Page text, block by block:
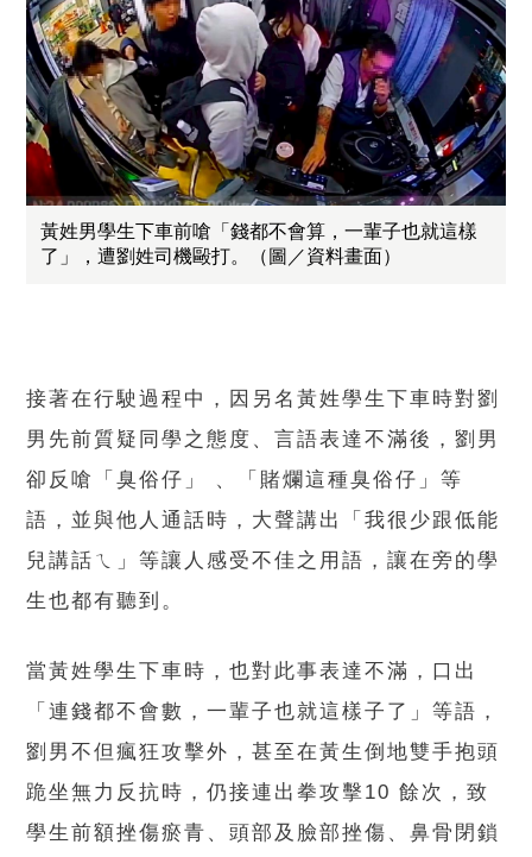
黃姓男學生下車前嗆「錢都不會算，一輩子也就這樣
了」，遭劉姓司機毆打。（圖／資料畫面）
接著在行駛過程中，因另名黃姓學生下車時對劉
男先前質疑同學之態度、言語表達不滿後，劉男
卻反嗆「臭俗仔」 、「賭爛這種臭俗仔」等
語，並與他人通話時，大聲講出「我很少跟低能
兒講話ㄟ」等讓人感受不佳之用語，讓在旁的學
生也都有聽到。
當黃姓學生下車時，也對此事表達不滿，口出
「連錢都不會數，一輩子也就這樣子了」等語，
劉男不但瘋狂攻擊外，甚至在黃生倒地雙手抱頭
跪坐無力反抗時，仍接連出拳攻擊10 餘次，致
學生前額挫傷瘀青、頭部及臉部挫傷、鼻骨閉鎖